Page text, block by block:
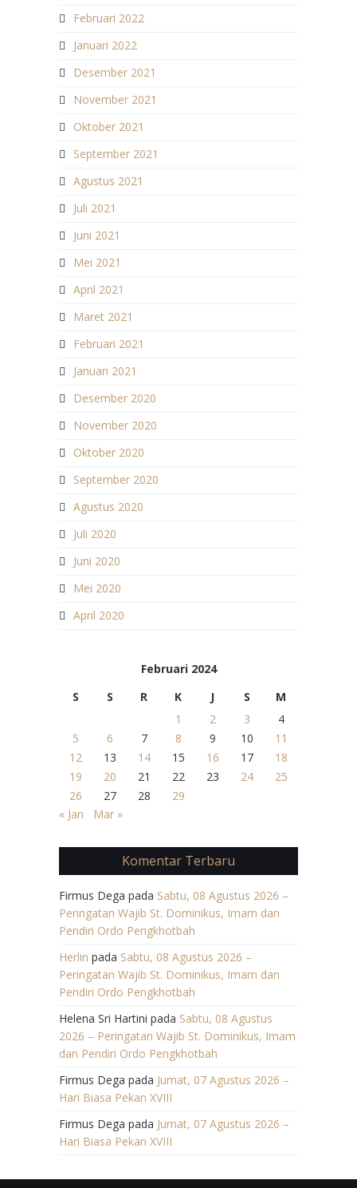
Februari 2022
Januari 2022
Desember 2021
November 2021
Oktober 2021
September 2021
Agustus 2021
Juli 2021
Juni 2021
Mei 2021
April 2021
Maret 2021
Februari 2021
Januari 2021
Desember 2020
November 2020
Oktober 2020
September 2020
Agustus 2020
Juli 2020
Juni 2020
Mei 2020
April 2020
Februari 2024
S
S R K J S
M
1
2 3
4
5
6 7 8 9 10
11
12
13 14 15 16 17
18
19
20 21 22 23 24
25
26
27 28
29
« Jan
Mar »
Komentar Terbaru
Firmus Dega pada Sabtu, 08 Agustus 2026 –
Peringatan Wajib St. Dominikus, Imam dan
Pendiri Ordo Pengkhotbah
Herlin pada Sabtu, 08 Agustus 2026 –
Peringatan Wajib St. Dominikus, Imam dan
Pendiri Ordo Pengkhotbah
Helena Sri Hartini pada Sabtu, 08 Agustus
2026 – Peringatan Wajib St. Dominikus, Imam
dan Pendiri Ordo Pengkhotbah
Firmus Dega pada Jumat, 07 Agustus 2026 –
Hari Biasa Pekan XVIII
Firmus Dega pada Jumat, 07 Agustus 2026 –
Hari Biasa Pekan XVIII